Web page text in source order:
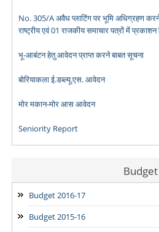
राष्ट्रीय एवं 01 राजकीय समाचार पत्रों में
Budget
Budget 2016-17
Budget 2015-16